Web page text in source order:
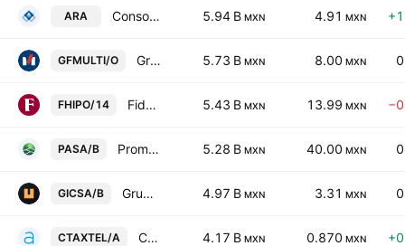
ARA Consorcio ARA SAB de CV 5.94 B MXN 4.91 MXN
GFMULTI/O Grupo Financiero Multiva SAB de CV Class O 5.73 B MXN 8.00 MXN
FHIPO/14 Fideicomiso Irrevocable F/2061 5.43 B MXN 13.99 MXN
PASA/B Promotora Ambiental SAB de CV Class B 5.28 B MXN 40.00 MXN
GICSA/B Grupo GICSA SA de CV 4.97 B MXN 3.31 MXN
CTAXTEL/A Controladora Axtel SAB de CV 4.17 B MXN 0.870 MXN